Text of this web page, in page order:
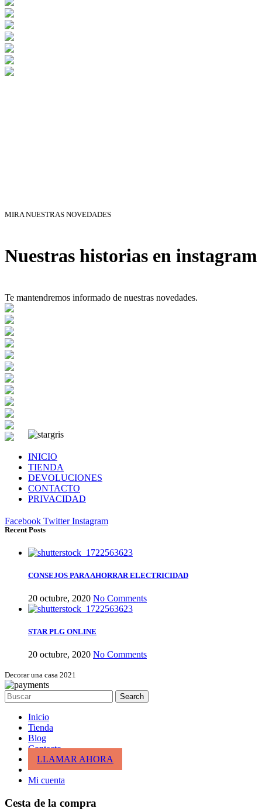
MIRA NUESTRAS NOVEDADES
Nuestras historias en instagram
Te mantendremos informado de nuestras novedades.
INICIO
TIENDA
DEVOLUCIONES
CONTACTO
PRIVACIDAD
Facebook Twitter Instagram
Recent Posts
CONSEJOS PARA AHORRAR ELECTRICIDAD
20 octubre, 2020 No Comments
STAR PLG ONLINE
20 octubre, 2020 No Comments
Decorar una casa 2021
Search
Inicio
Tienda
Blog
Contacto
LLAMAR AHORA
Mi cuenta
Cesta de la compra